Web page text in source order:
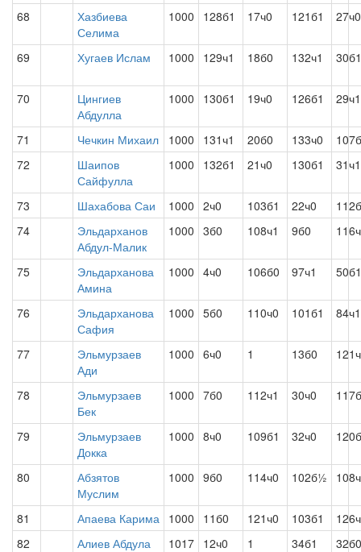
68
Хазбиева
Селима
1000 128б1 17ч0 121б1 27ч0
69 Хугаев Ислам 1000 129ч1 18б0 132ч1 30б1
70
Цингиев
Абдулла
1000 130б1 19ч0 126б1 29ч1
71 Чечкин Михаил 1000 131ч1 20б0 133ч0
72
Шаипов
Сайфулла
1000 132б1 21ч0 130б1 31ч1
73 Шахабова Саи 1000 2ч0 103б1 22ч0
74
Эльдарханов
Абдул-Малик
1000 3б0 108ч1 9б0
75
Эльдарханова
Амина
1000 4ч0 106б0 97ч1 50б1
76
Эльдарханова
Сафия
1000 5б0 110ч0 101б1 84ч1
77
Эльмурзаев
Ади
1000 6ч0 1 13б0
78
Эльмурзаев
Бек
1000 7б0 112ч1 30ч0
79
Эльмурзаев
Докка
1000 8ч0 109б1 32ч0
80
Абзятов
Муслим
1000 9б0 114ч0 102б½
81 Апаева Карима 1000 11б0 121ч0 103б1
82
Алиев Абдула 1017 12ч0 1 34б1 32б0